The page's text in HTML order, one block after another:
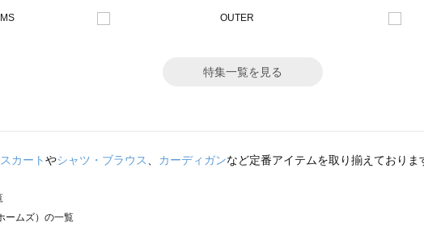
特集一覧を見る
スカートやシャツ・ブラウス、 カーディガンなど定番アイテムを取り揃えておりま
ームズ）の一覧